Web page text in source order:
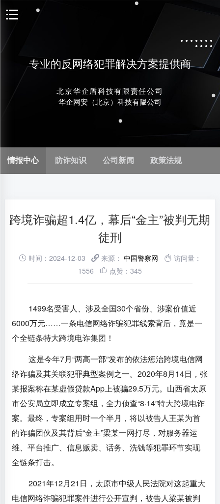
专业的反网络犯罪解决方案提供商
北京华企盾科技有限责任公司
华企网安（北京）科技有限公司
情报中心 防诈知识 公司新闻 政策法规
跨境诈骗超1.4亿，幕后“金主”被判无期
徒刑
时间：2024-12-03 来源： 中国警察网
访问量：
1556
点赞：345
1499名受害人、涉及全国30个省份、涉案价值近
6000万元……一条电信网络诈骗犯罪线索背后，竟是一
个全链条特大跨境电诈集团！
这是今年7月“两高一部”发布的依法惩治跨境电信网
络诈骗及其关联犯罪典型案例之一。2020年8月14日，张
某报案称在某虚假贷款App上被骗29.5万元。山西省太原
市公安局立即成立专案组，全力侦查“8·14”特大跨境电诈
案。最终，专案组用时一个半月，将以被告人王某为首
的诈骗团伙及其背后“金主”梁某一网打尽，对服务器运
维、平台推广、信息贩卖、话务、洗钱等犯罪环节实现
全链条打击。
2021年12月21日，太原市中级人民法院对这起重大
电信网络诈骗犯罪案件进行公开宣判，被告人梁某被判